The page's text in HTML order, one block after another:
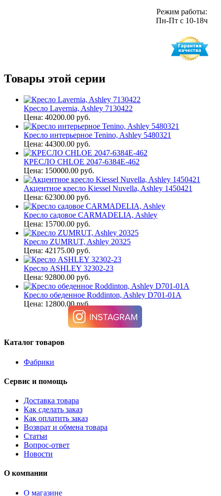
Режим работы:
Пн-Пт с 10-18ч
Товары этой серии
Кресло Lavernia, Ashley 7130422
Цена: 40200.00 руб.
Кресло интерьерное Tenino, Ashley 5480321
Цена: 44300.00 руб.
КРЕСЛО CHLOE 2047-6384E-462
Цена: 150000.00 руб.
Акцентное кресло Kiessel Nuvella, Ashley 1450421
Цена: 62300.00 руб.
Кресло садовое CARMADELIA, Ashley
Цена: 15700.00 руб.
Кресло ZUMRUT, Ashley 20325
Цена: 42175.00 руб.
Кресло ASHLEY 32302-23
Цена: 92800.00 руб.
Кресло обеденное Roddinton, Ashley D701-01A
Цена: 12800.00 руб.
Каталог товаров
Фабрики
Сервис и помощь
Доставка товара
Как сделать заказ
Как оплатить заказ
Возврат и обмена товара
Статьи
Вопрос-ответ
Новости
О компании
О магазине